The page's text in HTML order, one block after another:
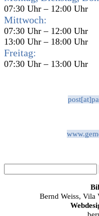
07:30 Uhr – 12:00 Uhr
Mittwoch:
07:30 Uhr – 12:00 Uhr
13:00 Uhr – 18:00 Uhr
Freitag:
07:30 Uhr – 13:00 Uhr
Bernd Weiss, Vila